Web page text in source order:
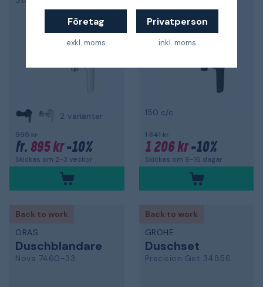
Företag
exkl. moms
Privatperson
inkl. moms
2 varianter
995 kr
fr. 895 kr-10%
Skickas om 2-3 veckor
150 c/c
1 341 kr
1 206 kr-10%
Skickas om 9-16 dagar
Back to work
ORAS
Duschblandare
Nova 7460-33
Back to work
GROHE
Duschset
Precision Get 34856000